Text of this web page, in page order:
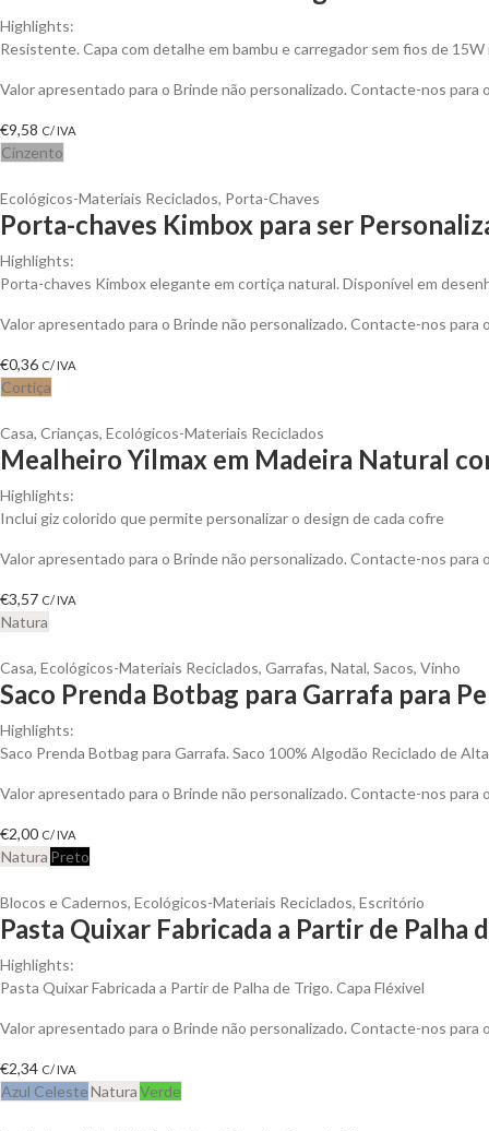
Highlights:
Resistente. Capa com detalhe em bambu e carregador sem fios de
Valor apresentado para o Brinde não personalizado. Contacte-nos
€9,58 C/ IVA
Cinzento
Ecológicos-Materiais Reciclados, Porta-Chaves
Porta-chaves Kimbox para ser
Highlights:
Porta-chaves Kimbox elegante em cortiça natural. Disponível em
Valor apresentado para o Brinde não personalizado. Contacte-nos
€0,36 C/ IVA
Cortiça
Casa, Crianças, Ecológicos-Materiais Reciclados
Mealheiro Yilmax em Madeira Natural
Highlights:
Inclui giz colorido que permite personalizar o design de cada cofre
Valor apresentado para o Brinde não personalizado. Contacte-nos
€3,57 C/ IVA
Natura
Casa, Ecológicos-Materiais Reciclados, Garrafas, Natal, Sacos, Vinho
Saco Prenda Botbag para Garrafa para
Highlights:
Saco Prenda Botbag para Garrafa. Saco 100% Algodão Reciclado de
Valor apresentado para o Brinde não personalizado. Contacte-nos
€2,00 C/ IVA
Natura Preto
Blocos e Cadernos, Ecológicos-Materiais Reciclados, Escritório
Pasta Quixar Fabricada a Partir de Palha
Highlights:
Pasta Quixar Fabricada a Partir de Palha de Trigo. Capa Fléxivel
Valor apresentado para o Brinde não personalizado. Contacte-nos
€2,34 C/ IVA
Azul CelesteNaturaVerde